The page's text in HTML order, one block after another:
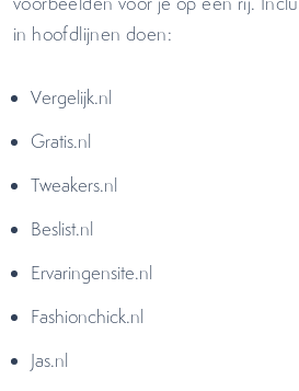
in hoofdlijnen doen:
Vergelijk.nl
Gratis.nl
Tweakers.nl
Beslist.nl
Ervaringensite.nl
Fashionchick.nl
Jas.nl